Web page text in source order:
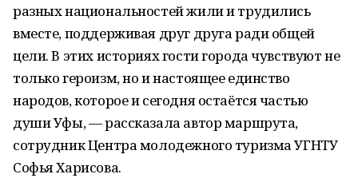
разных национальностей жили и трудились
вместе, поддерживая друг друга ради общей
цели. В этих историях гости города чувствуют не
только героизм, но и настоящее единство
народов, которое и сегодня остаётся частью
души Уфы, — рассказала автор маршрута,
сотрудник Центра молодежного туризмаУГНТУ
Софья Харисова.